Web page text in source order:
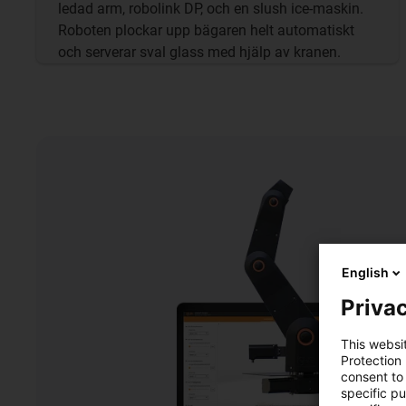
ledad arm, robolink DP, och en slush ice-maskin.
Roboten plockar upp bägaren helt automatiskt
och serverar sval glass med hjälp av kranen.
English
This
Protection
consent
specific